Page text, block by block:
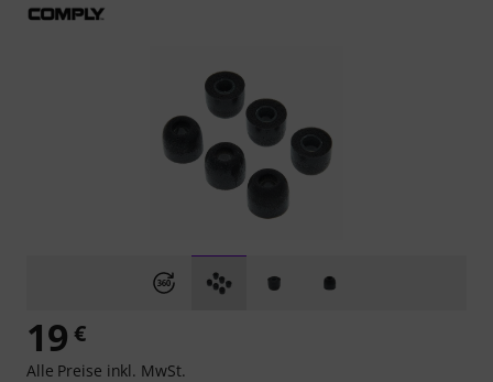
19 €
Alle Preise inkl. MwSt.